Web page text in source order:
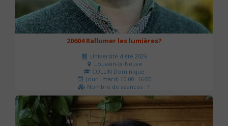
20604 Rallumer les lumières?
Université d'été 2026
Louvain-la-Neuve
COLLIN Dominique
Jour : mardi 10:00- 16:00
Nombre de séances : 1
60 €